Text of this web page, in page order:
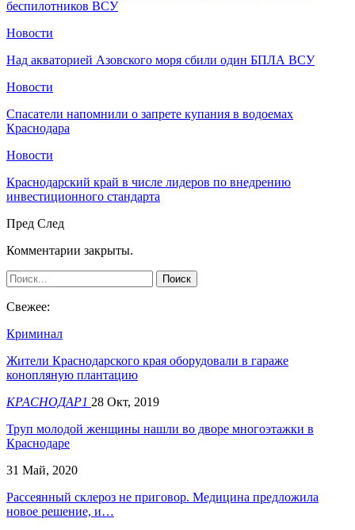
беспилотников ВСУ
Новости
Над акваторией Азовского моря сбили один БПЛА ВСУ
Новости
Спасатели напомнили о запрете купания в водоемах
Краснодара
Новости
Краснодарский край в числе лидеров по внедрению
инвестиционного стандарта
Пред След
Комментарии закрыты.
Свежее:
Криминал
Жители Краснодарского края оборудовали в гараже
конопляную плантацию
КРАСНОДАР1 28 Окт, 2019
Труп молодой женщины нашли во дворе многоэтажки в
Краснодаре
31 Май, 2020
Рассеянный склероз не приговор. Медицина предложила
новое решение, и…